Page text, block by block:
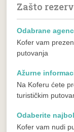
Zašto
Odabrane
Kofer vam
putovanja
Ažurne
Na Koferu ćete
turističkim
Odaberite
Kofer vam nudi